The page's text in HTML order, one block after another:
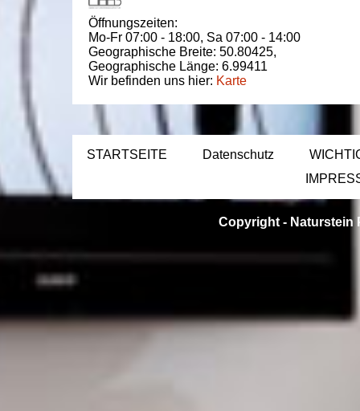
Öffnungszeiten:
Mo-Fr 07:00 - 18:00, Sa 07:00 - 14:00
Geographische Breite: 50.80425,
Geographische Länge: 6.99411
Wir befinden uns hier: Karte
STARTSEITE Datenschutz
Copyright - Naturstein